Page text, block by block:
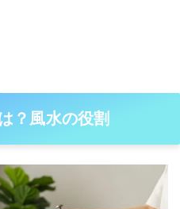
？風水の役割